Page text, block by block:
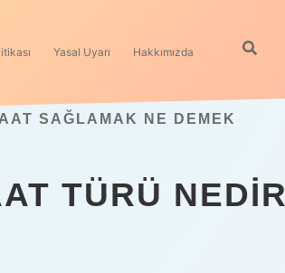
Yasal Uyarı Hakkımızda
SAĞLAMAK NE DEMEK
TÜRÜ NEDIR